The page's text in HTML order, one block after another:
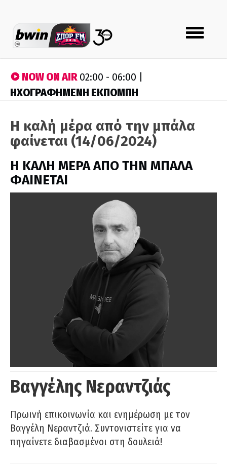
Toggle
navigation
NOW ON AIR02:00 - 06:00 |
ΗΧΟΓΡΑΦΗΜΕΝΗ ΕΚΠΟΜΠΗ
Η καλή μέρα από την μπάλα
φαίνεται (14/06/2024)
H ΚΑΛΗ ΜΕΡΑ ΑΠΟ ΤΗΝ ΜΠΑΛΑ
ΦΑΙΝΕΤΑΙ
Βαγγέλης Νεραντζιάς
Πρωινή επικοινωνία και ενημέρωση με τον
Βαγγέλη Νεραντζιά. Συντονιστείτε για να
πηγαίνετε διαβασμένοι στη δουλειά!